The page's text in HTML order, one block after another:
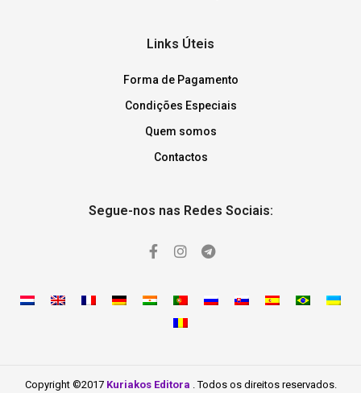
Links Úteis
Forma de Pagamento
Condições Especiais
Quem somos
Contactos
Segue-nos nas Redes Sociais:
Copyright ©2017 Kuriakos Editora . Todos os direitos reservados.